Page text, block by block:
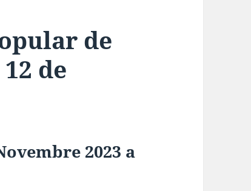
de
de
2023 a